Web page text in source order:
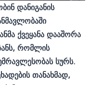
დანიგანის
ქვეყანა დააშორა
რომლის
სურს.
თანახმად,